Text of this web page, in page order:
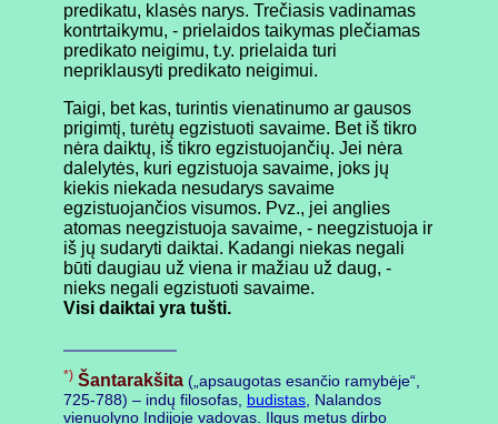
predikatu, klasės narys. Trečiasis vadinamas
kontrtaikymu, - prielaidos taikymas plečiamas
predikato neigimu, t.y. prielaida turi
nepriklausyti predikato neigimui.
Taigi, bet kas, turintis vienatinumo ar gausos
prigimtį, turėtų egzistuoti savaime. Bet iš tikro
nėra daiktų, iš tikro egzistuojančių. Jei nėra
dalelytės, kuri egzistuoja savaime, joks jų
kiekis niekada nesudarys savaime
egzistuojančios visumos. Pvz., jei anglies
atomas neegzistuoja savaime, - neegzistuoja ir
iš jų sudaryti daiktai. Kadangi niekas negali
būti daugiau už viena ir mažiau už daug, -
nieks negali egzistuoti savaime.
Visi daiktai yra tušti.
*) Šantarakšita („apsaugotas esančio ramybėje“,
725-788) – indų filosofas, budistas , Nalandos
vienuolyno Indijoje vadovas. Ilgus metus dirbo